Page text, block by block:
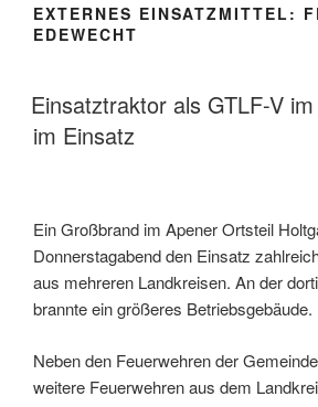
EXTERNES EINSATZMITTEL:
EDEWECHT
Einsatztraktor als GTLF-V
im Einsatz
Ein Großbrand im Apener Ortsteil
Donnerstagabend den Einsatz
aus mehreren Landkreisen. An der
brannte ein größeres Betriebsgebäude.
Neben den Feuerwehren der
weitere Feuerwehren aus dem